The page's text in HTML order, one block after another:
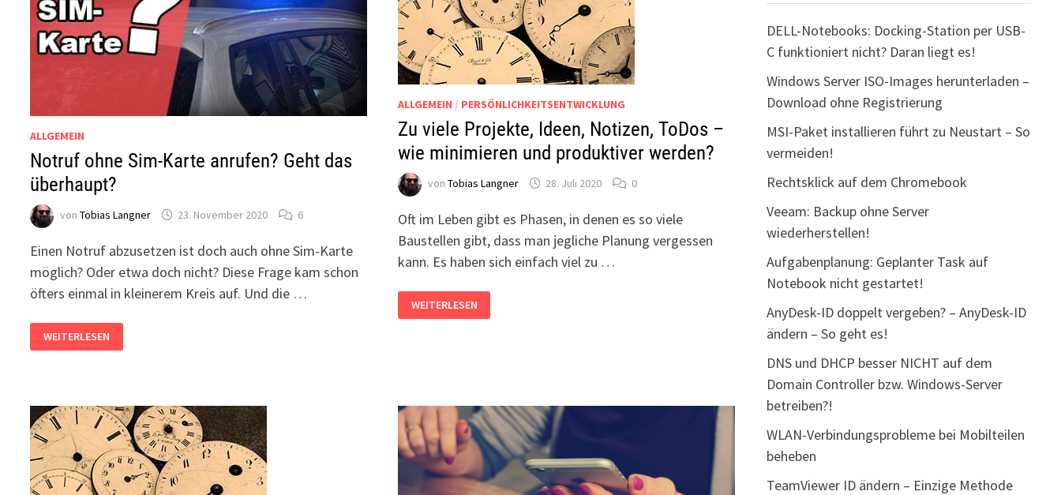
ALLGEMEIN
Notruf ohne Sim-Karte anrufen? Geht das
überhaupt?
vonTobias Langner 23. November 2020 6
Einen Notruf abzusetzen ist doch auch ohne Sim-Karte
möglich? Oder etwa doch nicht? Diese Frage kam schon
öfters einmal in kleinerem Kreis auf. Und die …
NOTRUF
OHNE
SIM-
ÜBERHAUPT?
WEITERLESEN
ALLGEMEIN / PERSÖNLICHKEITSENTWICKLUNG
Zu viele Projekte, Ideen, Notizen, ToDos –
wie minimieren und produktiver werden?
von Tobias Langner 28. Juli 2020 0
Oft im Leben gibt es Phasen, in denen es so viele
Baustellen gibt, dass man jegliche Planung vergessen
kann. Es haben sich einfach viel zu …
ZU
VIELE
PROJEKTE,
PRODUKTIVER
WERDEN?
WEITERLESEN
DELL-Notebooks: Docking-Station per USB-
C funktioniert nicht? Daran liegt es!
Windows Server ISO-Images herunterladen –
Download ohne Registrierung
MSI-Paket installieren führt zu Neustart – So
vermeiden!
Rechtsklick auf dem Chromebook
Veeam: Backup ohne Server
wiederherstellen!
Aufgabenplanung: Geplanter Task auf
Notebook nicht gestartet!
AnyDesk-ID doppelt vergeben? – AnyDesk-ID
ändern – So geht es!
DNS und DHCP besser NICHT auf dem
Domain Controller bzw. Windows-Server
betreiben?!
WLAN-Verbindungsprobleme bei Mobilteilen
beheben
TeamViewer ID ändern – Einzige Methode